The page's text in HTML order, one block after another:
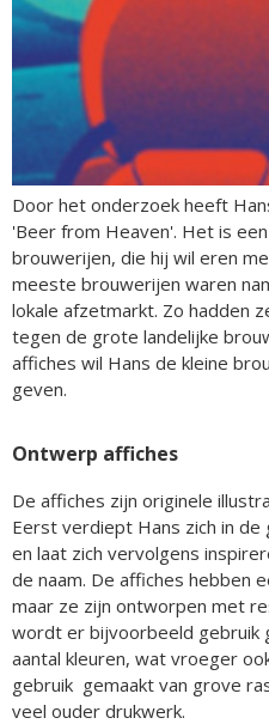
Door het onderzoek heeft
'Beer from Heaven'. Het is
brouwerijen, die hij wil eren
meeste brouwerijen waren
lokale afzetmarkt. Zo hadden
tegen de grote landelijke
affiches wil Hans de kleine
geven.
Ontwerp affiches
De affiches zijn originele
Eerst verdiept Hans zich in
en laat zich vervolgens
de naam. De affiches hebben
maar ze zijn ontworpen met
wordt er bijvoorbeeld gebruik
aantal kleuren, wat vroeger
gebruik gemaakt van grove
veel ouder drukwerk.